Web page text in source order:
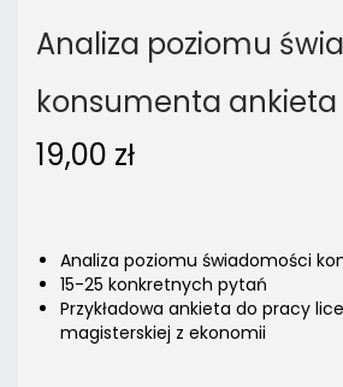
Analiza poziomu
konsumenta ankieta
19,00 zł
Analiza poziomu świadomości
15-25 konkretnych pytań
Przykładowa ankieta do pracy
magisterskiej z ekonomii